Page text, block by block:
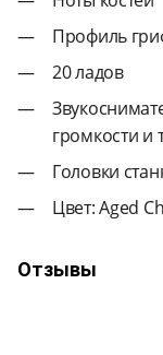
Профиль
20 ладов
громкости и
Головки
Цвет: Aged
Отзывы